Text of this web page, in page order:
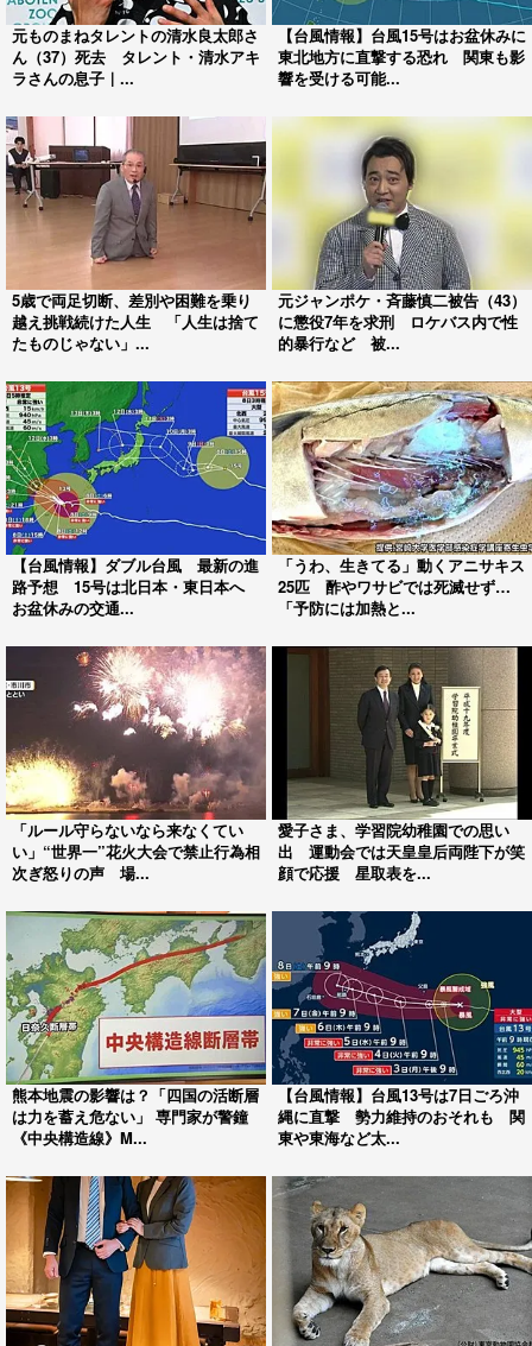
元ものまねタレントの清水良太郎さ
ん（37）死去 タレント・清水アキ
ラさんの息子｜...
【台風情報】台風15号はお盆休みに
東北地方に直撃する恐れ 関東も影
響を受ける可能...
5歳で両足切断、差別や困難を乗り
越え挑戦続けた人生 「人生は捨て
たものじゃない」...
元ジャンポケ・斉藤慎二被告（43）
に懲役7年を求刑 ロケバス内で性
的暴行など 被...
【台風情報】ダブル台風 最新の進
路予想 15号は北日本・東日本へ
お盆休みの交通...
「うわ、生きてる」動くアニサキス
25匹 酢やワサビでは死滅せず…
「予防には加熱と...
「ルール守らないなら来なくてい
い」“世界一”花火大会で禁止行為相
次ぎ怒りの声 場...
愛子さま、学習院幼稚園での思い
出 運動会では天皇皇后両陛下が笑
顔で応援 星取表を...
熊本地震の影響は？「四国の活断層
は力を蓄え危ない」 専門家が警鐘
《中央構造線》M...
【台風情報】台風13号は7日ごろ沖
縄に直撃 勢力維持のおそれも 関
東や東海など太...